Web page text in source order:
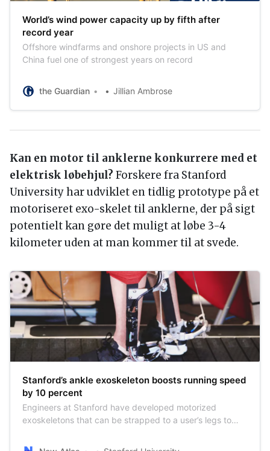
World’s wind power capacity up by fifth after
record year
Offshore windfarms and onshore projects in US and
China fuel one of strongest years on record
the Guardian Jillian Ambrose
Kan en motor til anklerne konkurrere med et
elektrisk løbehjul? Forskere fra Stanford
University har udviklet en tidlig prototype på et
motoriseret exo-skelet til anklerne, der på sigt
potentielt kan gøre det muligt at løbe 3-4
kilometer uden at man kommer til at svede.
Stanford’s ankle exoskeleton boosts running speed
by 10 percent
Engineers at Stanford have developed motorized
exoskeletons that can be strapped to a user’s legs to
something you’d wear down to the park for a jog, but it